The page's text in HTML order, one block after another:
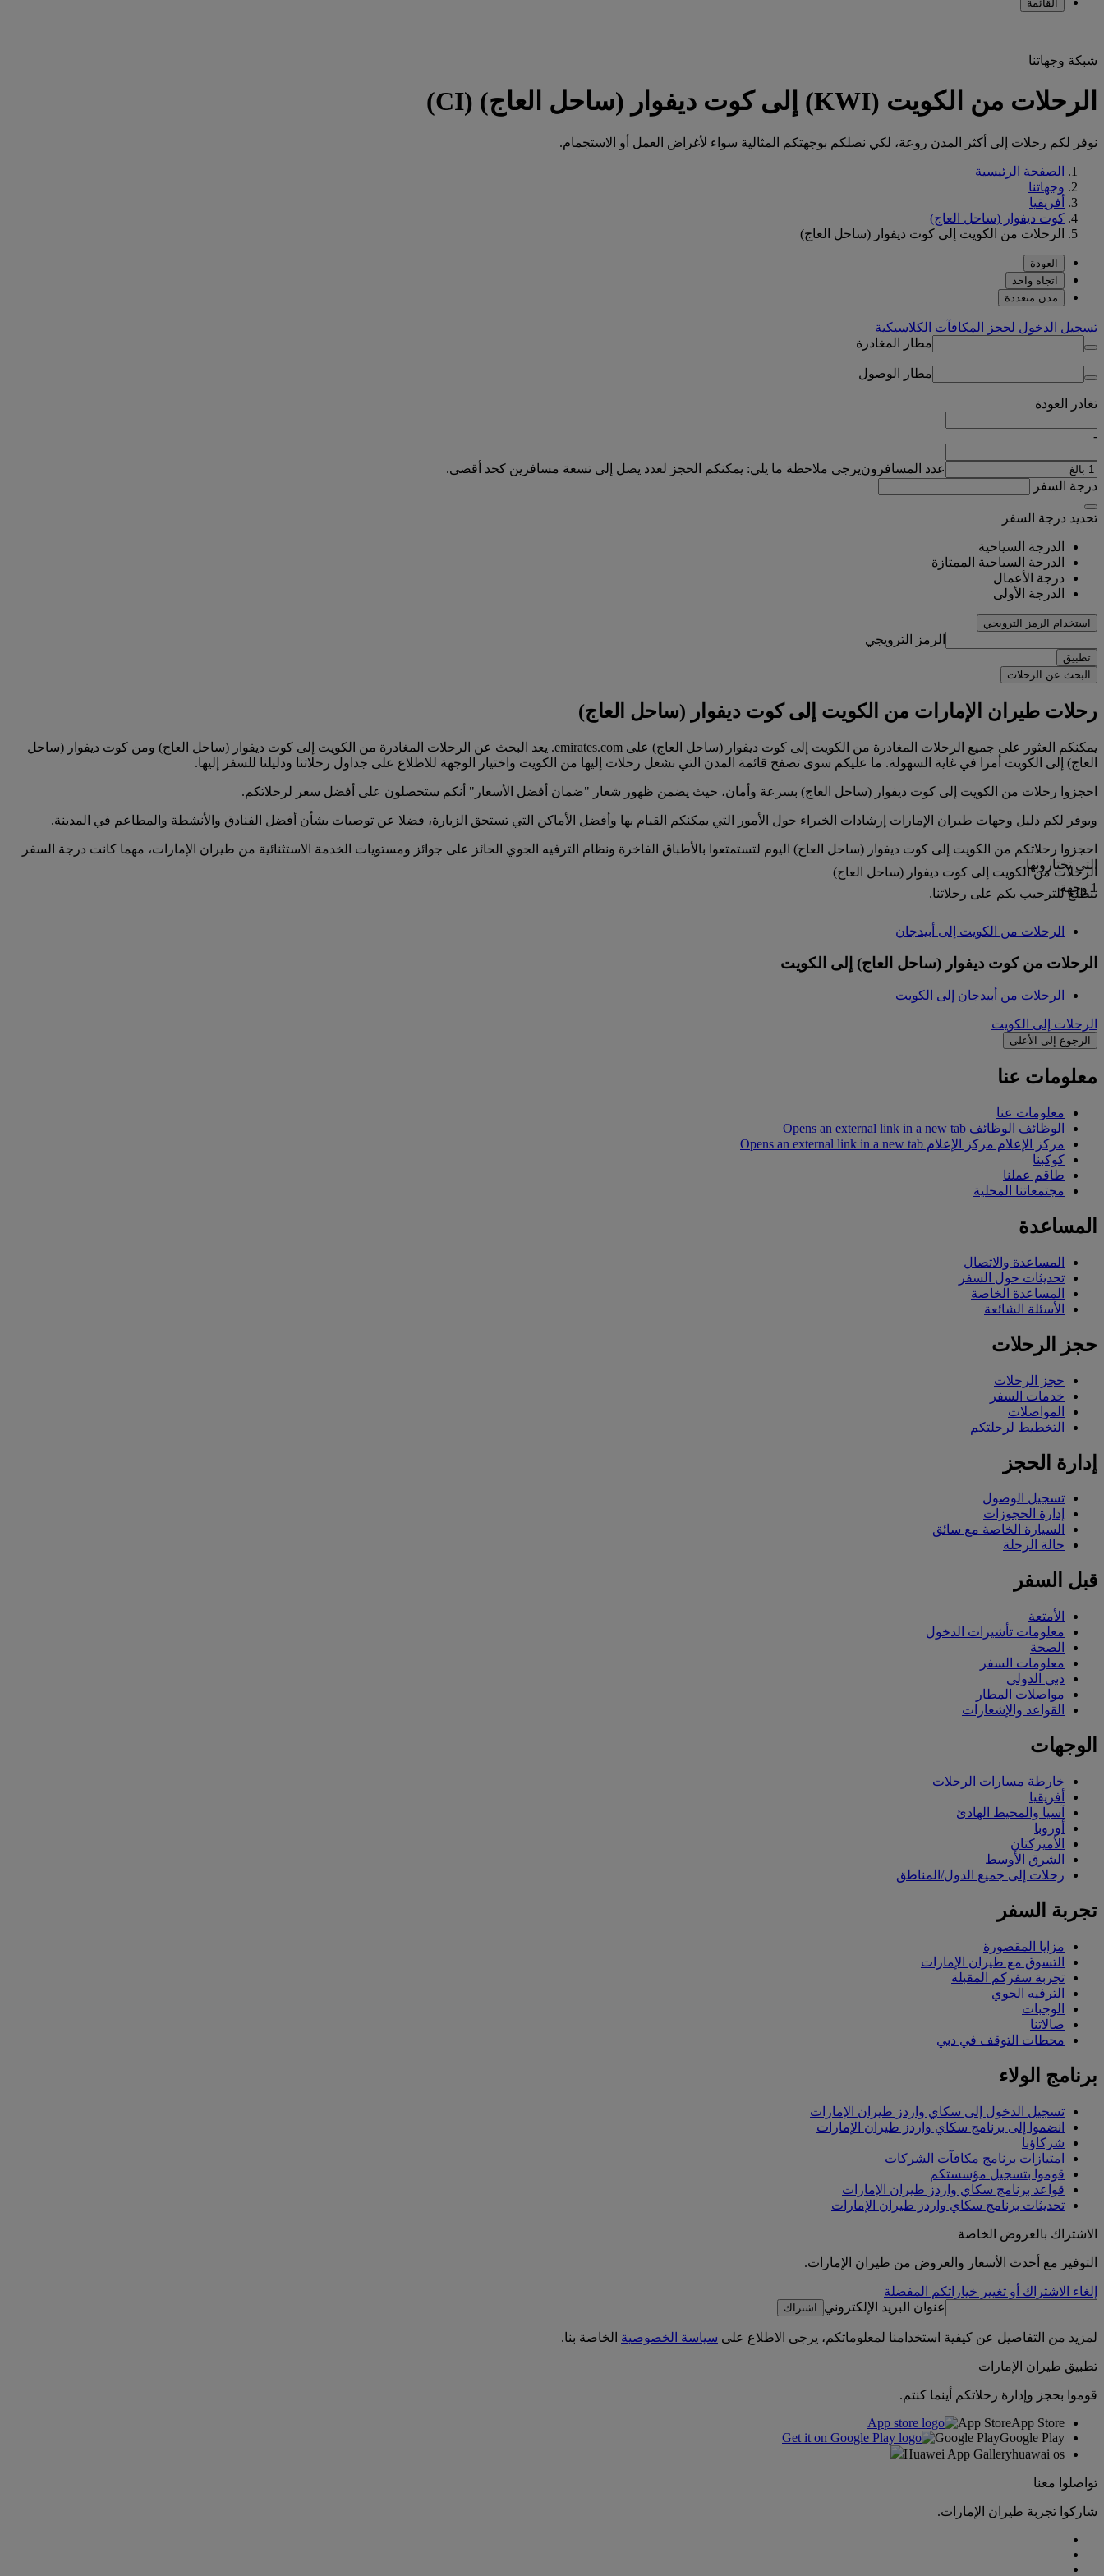
القائمة
شبكة وجهاتنا
الرحلات من الكويت (KWI) إلى كوت ديفوار (ساحل العاج) (CI)
نوفر لكم رحلات إلى أكثر المدن روعة، لكي نصلكم بوجهتكم المثالية سواء لأغراض العمل أو الاستجمام.
الصفحة الرئيسية
وجهاتنا
أفريقيا
كوت ديفوار (ساحل العاج)
الرحلات من الكويت إلى كوت ديفوار (ساحل العاج)
العودة
اتجاه واحد
مدن متعددة
تسجيل الدخول لحجز المكافآت الكلاسيكية
مطار المغادرة
مطار الوصول
تغادر العودة
-
عدد المسافرونيرجى ملاحظة ما يلي: يمكنكم الحجز لعدد يصل إلى تسعة مسافرين كحد أقصى.
درجة السفر
تحديد درجة السفر
الدرجة السياحية
الدرجة السياحية الممتازة
درجة الأعمال
الدرجة الأولى
استخدام الرمز الترويجي
الرمز الترويجي
تطبيق
البحث عن الرحلات
رحلات طيران الإمارات من الكويت إلى كوت ديفوار (ساحل العاج)
يمكنكم العثور على جميع الرحلات المغادرة من الكويت إلى كوت ديفوار (ساحل العاج) على emirates.com. يعد البحث عن الرحلات المغادرة من الكويت إلى كوت ديفوار (ساحل العاج) ومن كوت ديفوار (ساحل
العاج) إلى الكويت أمرا في غاية السهولة. ما عليكم سوى تصفح قائمة المدن التي نشغل رحلات إليها من الكويت واختيار الوجهة للاطلاع على جداول رحلاتنا ودليلنا للسفر إليها.
احجزوا رحلات من الكويت إلى كوت ديفوار (ساحل العاج) بسرعة وأمان، حيث يضمن ظهور شعار "ضمان أفضل الأسعار" أنكم ستحصلون على أفضل سعر لرحلاتكم.
ويوفر لكم دليل وجهات طيران الإمارات إرشادات الخبراء حول الأمور التي يمكنكم القيام بها وأفضل الأماكن التي تستحق الزيارة، فضلا عن توصيات بشأن أفضل الفنادق والأنشطة والمطاعم في المدينة.
احجزوا رحلاتكم من الكويت إلى كوت ديفوار (ساحل العاج) اليوم لتستمتعوا بالأطباق الفاخرة ونظام الترفيه الجوي الحائز على جوائز ومستويات الخدمة الاستثنائية من طيران الإمارات، مهما كانت درجة السفر
التي تختارونها.
نتطلع للترحيب بكم على رحلاتنا.
الرحلات من الكويت إلى كوت ديفوار (ساحل العاج)
1 وجهة
الرحلات من الكويت إلى أبيدجان
الرحلات من كوت ديفوار (ساحل العاج) إلى الكويت
الرحلات من أبيدجان إلى الكويت
الرحلات إلى الكويت
الرجوع إلى الأعلى
معلومات عنا
معلومات عنا
الوظائف الوظائف Opens an external link in a new tab
مركز الإعلام مركز الإعلام Opens an external link in a new tab
كوكبنا
طاقم عملنا
مجتمعاتنا المحلية
المساعدة
المساعدة والاتصال
تحديثات حول السفر
المساعدة الخاصة
الأسئلة الشائعة
حجز الرحلات
حجز الرحلات
خدمات السفر
المواصلات
التخطيط لرحلتكم
إدارة الحجز
تسجيل الوصول
إدارة الحجوزات
السيارة الخاصة مع سائق
حالة الرحلة
قبل السفر
الأمتعة
معلومات تأشيرات الدخول
الصحة
معلومات السفر
دبي الدولي
مواصلات المطار
القواعد والإشعارات
الوجهات
خارطة مسارات الرحلات
أفريقيا
آسيا والمحيط الهادئ
أوروبا
الأميركتان
الشرق الأوسط
رحلات إلى جميع الدول/المناطق
تجربة السفر
مزايا المقصورة
التسوق مع طيران الإمارات
تجربة سفركم المقبلة
الترفيه الجوي
الوجبات
صالاتنا
محطات التوقف في دبي
برنامج الولاء
تسجيل الدخول إلى سكاي واردز طيران الإمارات
انضموا إلى برنامج سكاي واردز طيران الإمارات
شركاؤنا
امتيازات برنامج مكافآت الشركات
قوموا بتسجيل مؤسستكم
قواعد برنامج سكاي واردز طيران الإمارات
تحديثات برنامج سكاي واردز طيران الإمارات
الاشتراك بالعروض الخاصة
التوفير مع أحدث الأسعار والعروض من طيران الإمارات.
إلغاء الاشتراك أو تغيير خياراتكم المفضلة
عنوان البريد الإلكتروني
اشتراك
لمزيد من التفاصيل عن كيفية استخدامنا لمعلوماتكم، يرجى الاطلاع على سياسة الخصوصية الخاصة بنا.
تطبيق طيران الإمارات
قوموا بحجز وإدارة رحلاتكم أينما كنتم.
App StoreApp Store
Google PlayGoogle Play
Huawei App Galleryhuawai os
تواصلوا معنا
شاركوا تجربة طيران الإمارات.